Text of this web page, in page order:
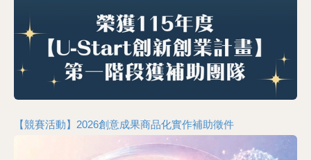
【競賽活動】2026創意成果商品化實作補助徵件